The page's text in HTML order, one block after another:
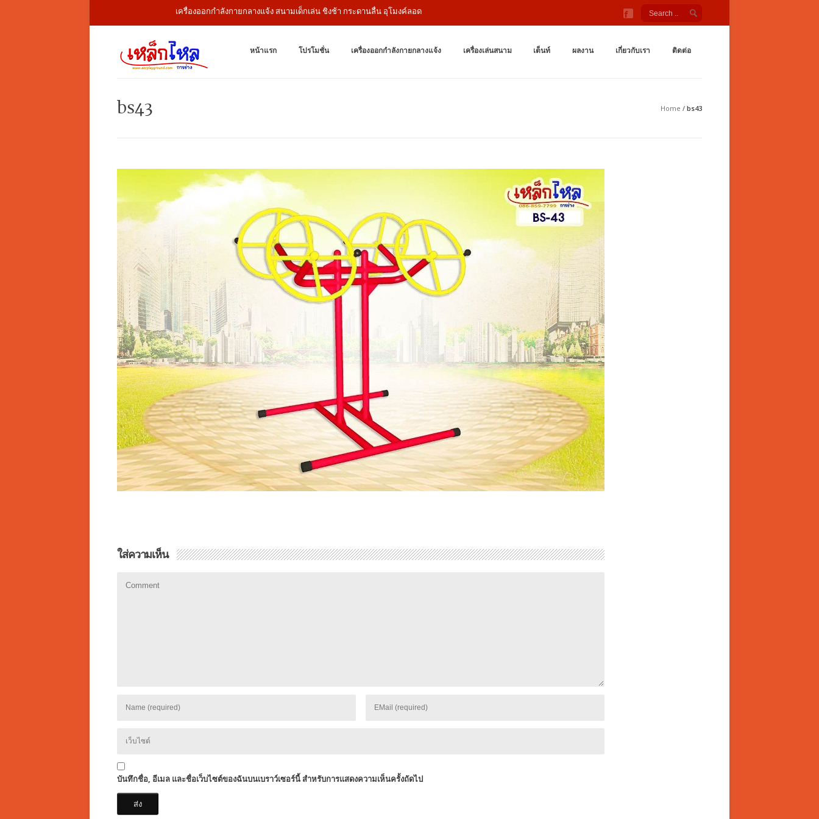
เครื่องออกกำลังกายกลางแจ้ง สนามเด็กเล่น ชิงช้า กระดานลื่น อุโมงค์ลอด
เครื่องออกกำลังกายกลางแจ้ง สนามเด็กเล่น ชิงช้า กระดานลื่น อุโมงค์ลอด เ
ผู้ผลิตเครื่องออกกำลังกายกลางเเจ้ง ราคาถูกจากโรงงาน สนามเด็กเล่น กระดานลื่น สไลเดอร์ ชิง
หน้าแรก โปรโมชั่น เครื่องออกกำลังกายกลางแจ้ง เครื่องเล่นสนาม เต็นท์ ผลงาน เกี่ยวกับเรา ติดต่อ
bs43 Home / bs43
ใส่ความเห็น
บันทึกชื่อ, อีเมล และชื่อเว็บไซต์ของฉันบนเบราว์เซอร์นี้ สำหรับการแสดงความเห็นครั้งถัดไป